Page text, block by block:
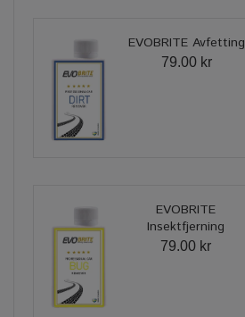
EVOBRITE Avfetting
79.00 kr
EVOBRITE
Insektfjerning
79.00 kr